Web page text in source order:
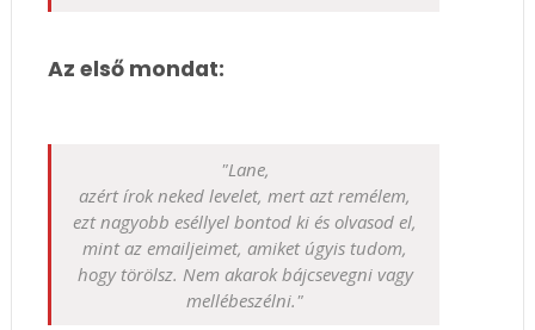
Az első mondat:
"Lane,
azért írok neked levelet, mert azt remélem,
ezt nagyobb eséllyel bontod ki és olvasod el,
mint az emailjeimet, amiket úgyis tudom,
hogy törölsz. Nem akarok bájcsevegni vagy
mellébeszélni."